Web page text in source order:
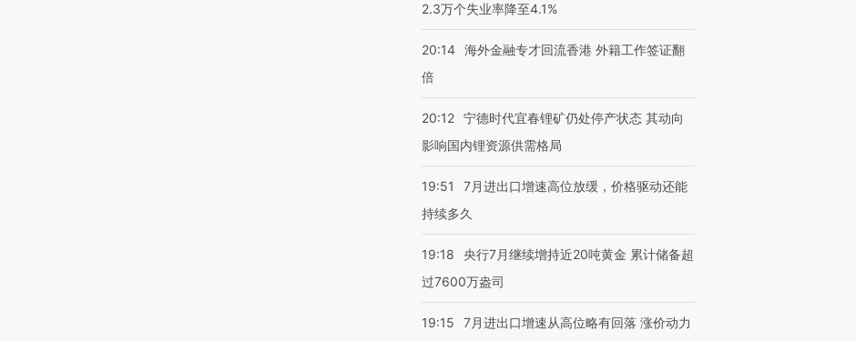
2.3万个失业率降至4.1%
20:14 海外金融专才回流香港 外籍工作签证翻
倍
20:12 宁德时代宜春锂矿仍处停产状态 其动向
影响国内锂资源供需格局
19:51
7月进出口增速高位放缓，价格驱动还能
持续多久
19:18
央行7月继续增持近20吨黄金 累计储备超
过7600万盎司
19:15
7月进出口增速从高位略有回落 涨价动力